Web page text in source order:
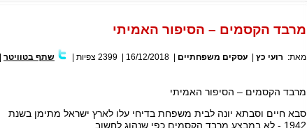
מרבד הקסמים – הסיפור האמיתי
מאת: רועי כץ עסקים משפחתיים 16/12/2018
2399 צפיות שתף בטוויטר
מרבד הקסמים – הסיפור האמיתי
סבא חיים וסבתא יונה לבית משפחת בדיחי עלו לארץ ישראל מתימן בשנת
1942 - לא במבצע מרבד הקסמים כפי שנהוג לחשוב.